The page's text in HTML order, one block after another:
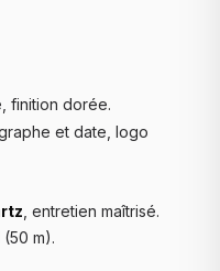
finition dorée.
et date, logo
, entretien maîtrisé.
(50 m).